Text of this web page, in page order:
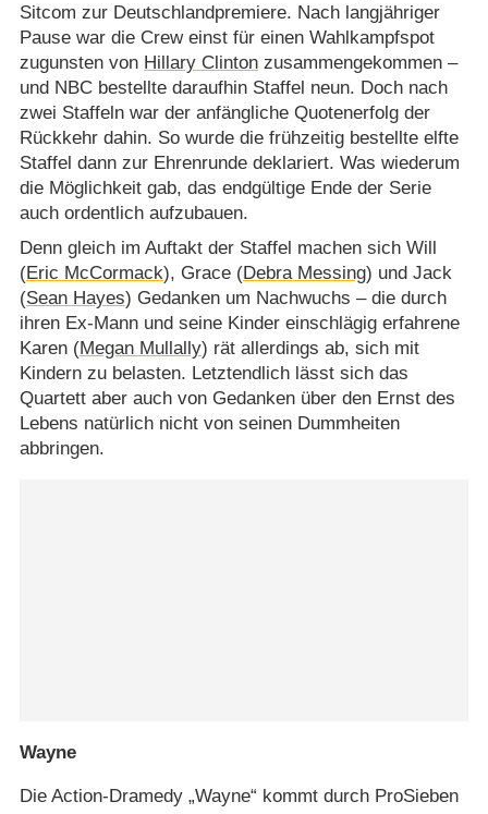
Sitcom zur Deutschlandpremiere. Nach langjähriger
Pause war die Crew einst für einen Wahlkampfspot
zugunsten von Hillary Clintonzusammengekommen –
und NBC bestellte daraufhin Staffel neun. Doch nach
zwei Staffeln war der anfängliche Quotenerfolg der
Rückkehr dahin. So wurde die frühzeitig bestellte elfte
Staffel dann zur Ehrenrunde deklariert. Was wiederum
die Möglichkeit gab, das endgültige Ende der Serie
auch ordentlich aufzubauen.
Denn gleich im Auftakt der Staffel machen sich Will
(Eric McCormack), Grace (Debra Messing) und Jack
(Sean Hayes) Gedanken um Nachwuchs – die durch
ihren Ex-Mann und seine Kinder einschlägig erfahrene
Karen (Megan Mullally) rät allerdings ab, sich mit
Kindern zu belasten. Letztendlich lässt sich das
Quartett aber auch von Gedanken über den Ernst des
Lebens natürlich nicht von seinen Dummheiten
abbringen.
Wayne
Die Action-Dramedy „Wayne“ kommt durch ProSieben